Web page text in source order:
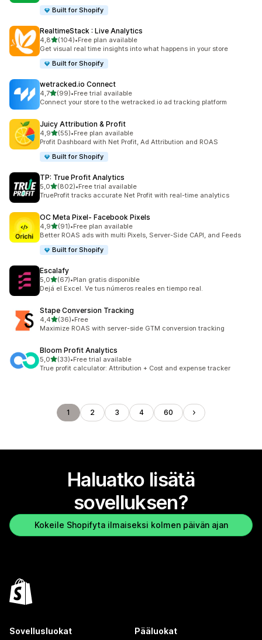
Built for Shopify
RealtimeStack : Live Analytics
4,8/ 5 tähteä
(104)
104 arvostelua yhteensä
•Free plan available
Get visual real time insights into what happens in your store
Built for Shopify
wetracked.io Connect
4,7/ 5 tähteä
(99)
99 arvostelua yhteensä
•Free trial available
Connect your store to the wetracked.io ad tracking platform
Juicy Attribution & Profit
4,9/ 5 tähteä
(55)
55 arvostelua yhteensä
•Free plan available
Profit Dashboard with Net Profit, Ad Attribution and ROAS
Built for Shopify
TP: True Profit Analytics
5,0/ 5 tähteä
(802)
802 arvostelua yhteensä
•Free trial available
TrueProfit tracks accurate Net Profit with real-time analytics
OC Meta Pixel‑ Facebook Pixels
4,9/ 5 tähteä
(91)
91 arvostelua yhteensä
•Free plan available
Better ROAS ads with multi Pixels, Server-Side CAPI, and Feeds
Built for Shopify
Escalafy
5,0/ 5 tähteä
(67)
67 arvostelua yhteensä
•Plan gratis disponible
Dejá el Excel. Ve tus números reales en tiempo real.
Stape Conversion Tracking
4,4/ 5 tähteä
(36)
36 arvostelua yhteensä
•Free
Maximize ROAS with server-side GTM conversion tracking
Bloom Profit Analytics
5,0/ 5 tähteä
(33)
33 arvostelua yhteensä
•Free trial available
True profit calculator: Attribution + Cost and expense tracker
1 2 3 4 60
Haluatko lisätä
sovelluksen?
Kokeile Shopifyta ilmaiseksi kolmen päivän ajan
Sovellusluokat Pääluokat